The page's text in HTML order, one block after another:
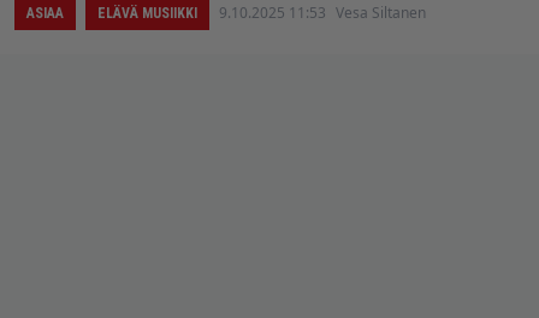
ASIAA ELÄVÄ MUSIIKKI 9.10.2025 11:53 Vesa Siltanen